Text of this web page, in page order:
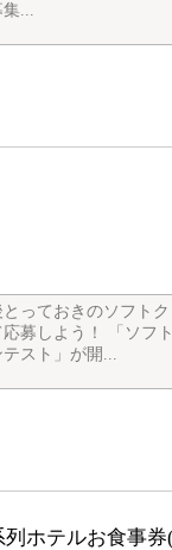
集...
っておきのソフト
募しよう！ 「ソフ
スト」が開...
ホテルお食事券